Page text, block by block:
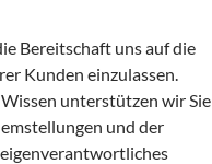
Bereitschaft uns auf die
Kunden einzulassen.
unterstützen wir Sie
und der